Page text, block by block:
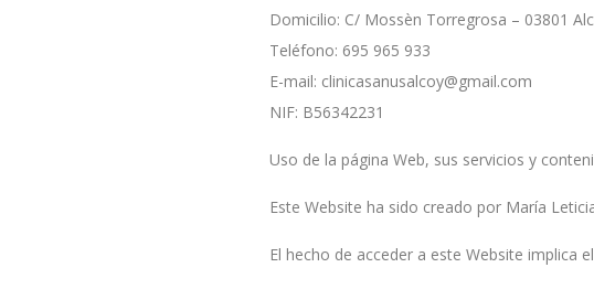
Domicilio: C/ Mossèn Torregrosa – 03801
Teléfono: 695 965 933
E-mail: clinicasanusalcoy@gmail.com
NIF: B56342231
Uso de la página Web, sus servicios y
Este Website ha sido creado por María
El hecho de acceder a este Website implica